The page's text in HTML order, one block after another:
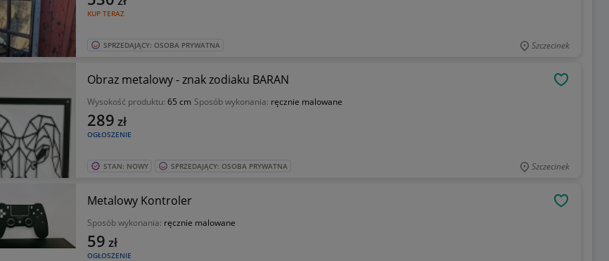
KUP TERAZ
SPRZEDAJĄCY: OSOBA PRYWATNA Szczecinek
Obraz metalowy - znak zodiaku BARAN
Wysokość produktu: 65 cm Sposób wykonania: ręcznie malowane
OGŁOSZENIE
289 zł
STAN: NOWY SPRZEDAJĄCY: OSOBA PRYWATNA Szczecinek
Metalowy Kontroler
Sposób wykonania: ręcznie malowane
OGŁOSZENIE
59 zł